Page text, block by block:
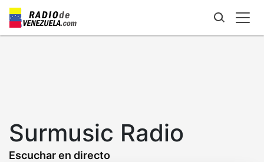
Skip
main
Surmusic Radio
Escuchar en directo